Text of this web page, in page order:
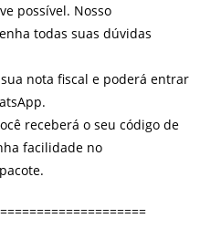
possível. Nosso
todas suas dúvidas
nota fiscal e poderá entrar
receberá o seu código de
facilidade no